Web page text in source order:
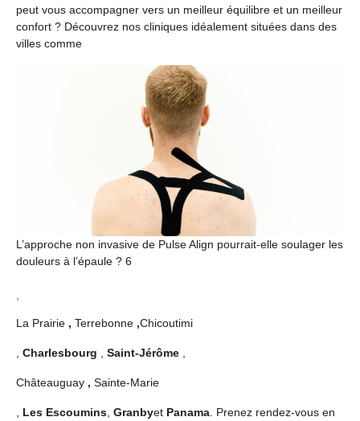
peut vous accompagner vers un meilleur équilibre et un meilleur
confort ? Découvrez nos cliniques idéalement situées dans des
villes comme
L’approche non invasive de Pulse Align pourrait-elle soulager les
douleurs à l’épaule ? 6
La Prairie , Terrebonne ,Chicoutimi
Charlesbourg Saint-Jérôme
Châteauguay , Sainte-Marie
Les Escoumins Granbyet Panama . Prenez rendez-vous en